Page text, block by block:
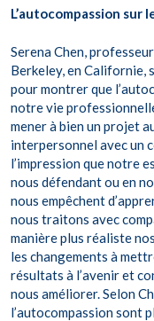
L’autocompassion sur
Serena Chen,
Berkeley, en Californie,
pour montrer que
notre vie
mener à bien un projet
interpersonnel avec un
l’impression que notre
nous défendant ou en
nous empêchent
nous traitons avec
manière plus réaliste
les changements à
résultats à l’avenir et
nous améliorer. Selon
l’autocompassion sont